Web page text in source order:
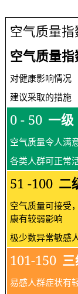
空气质量指
空气质量
对健康影响情况
建议采取的措施
0 - 50 一级
空气质量令人满
各类人群可正常
51 -100 二
空气质量可接受
康有较弱影响
极少数异常敏感
101-150 三
易感人群症状有